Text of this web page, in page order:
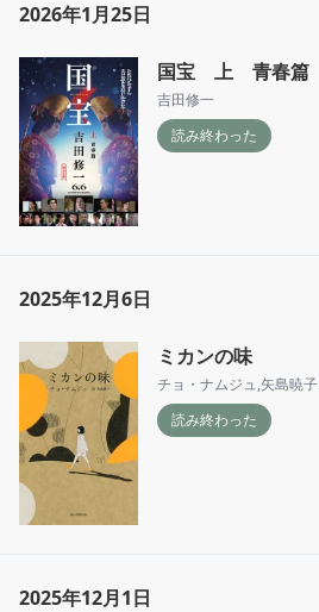
2026年1月25日
国宝 上 青春篇
吉田修一
読み終わった
2025年12月6日
ミカンの味
チョ・ナムジュ,矢島暁子
読み終わった
2025年12月1日